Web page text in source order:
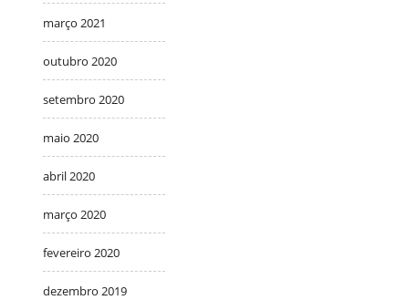
março 2021
outubro 2020
setembro 2020
maio 2020
abril 2020
março 2020
fevereiro 2020
dezembro 2019